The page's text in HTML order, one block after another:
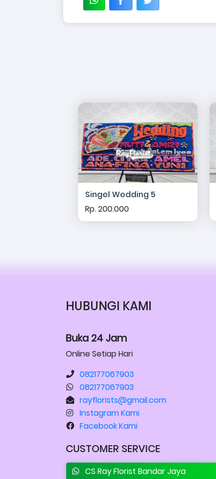
Singel Wedding 5
Rp. 200.000
HUBUNGI KAMI
Buka 24 Jam
Online Setiap Hari
082177067903
082177067903
rayflorists@gmail.com
Instagram Kami
Facebook Kami
CUSTOMER SERVICE
CS Ray Florist Bandar Jaya